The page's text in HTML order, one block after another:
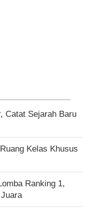
Catat Sejarah Baru
Kelas Khusus
Ranking 1,